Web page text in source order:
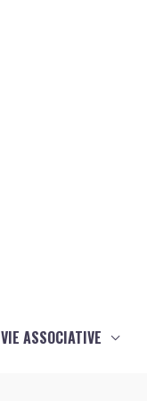
VIE ASSOCIATIVE